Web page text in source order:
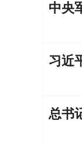
中央
习近
总书